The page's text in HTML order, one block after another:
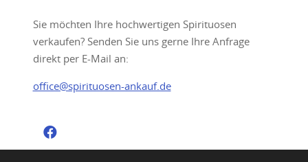
Sie möchten Ihre hochwertigen Spirituosen
verkaufen? Senden Sie uns gerne Ihre Anfrage
direkt per E-Mail an:
office@spirituosen-ankauf.de